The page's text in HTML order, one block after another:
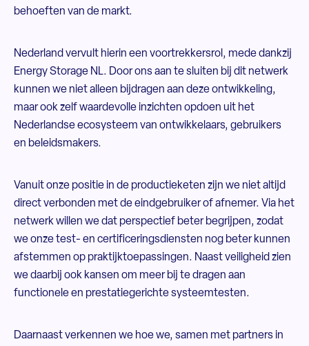
behoeften van de markt.
Nederland vervult hierin een voortrekkersrol, mede dankzij
Energy Storage NL. Door ons aan te sluiten bij dit netwerk
kunnen we niet alleen bijdragen aan deze ontwikkeling,
maar ook zelf waardevolle inzichten opdoen uit het
Nederlandse ecosysteem van ontwikkelaars, gebruikers
en beleidsmakers.
Vanuit onze positie in de productieketen zijn we niet altijd
direct verbonden met de eindgebruiker of afnemer. Via het
netwerk willen we dat perspectief beter begrijpen, zodat
we onze test- en certificeringsdiensten nog beter kunnen
afstemmen op praktijktoepassingen. Naast veiligheid zien
we daarbij ook kansen om meer bij te dragen aan
functionele en prestatiegerichte systeemtesten.
Daarnaast verkennen we hoe we, samen met partners in